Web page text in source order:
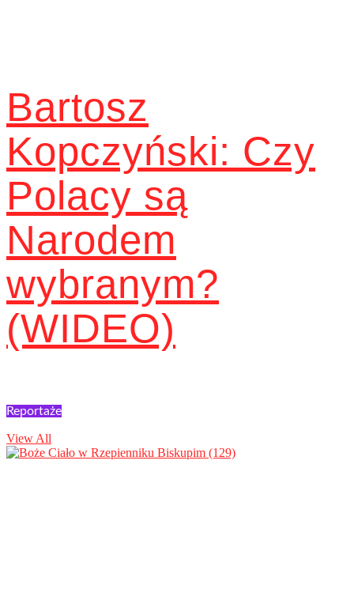
Bartosz
Kopczyński: Czy
Polacy są
Narodem
wybranym?
(WIDEO)
Reportaże
View All